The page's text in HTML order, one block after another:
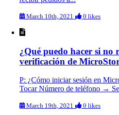
March 10th, 2021 0 likes
¿Qué puedo hacer si no
verificación de
P: ¿Cómo iniciar sesión en
Tocar Número de teléfono →
March 19th, 2021 0 likes